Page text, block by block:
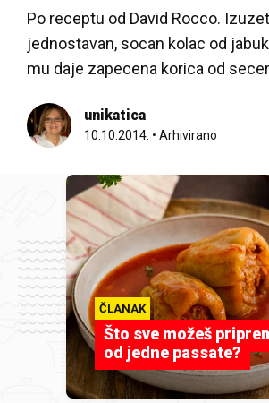
Po receptu od David Rocco.
jednostavan, socan kolac od
mu daje zapecena korica od
unikatica
10.10.2014. • Arhivirano
ČLANAK
Što sve možeš
od jedne passate?